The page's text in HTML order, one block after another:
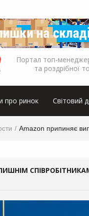
Портал топ-
та роздрібної
про ринок Світовий
Amazon припиняє